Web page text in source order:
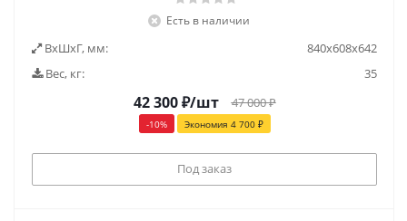
Есть в наличии
ВxШxГ, мм:
840x608x642
Вес, кг:
35
42 300₽/шт 47 000₽
-10% Экономия 4 700₽
Под заказ